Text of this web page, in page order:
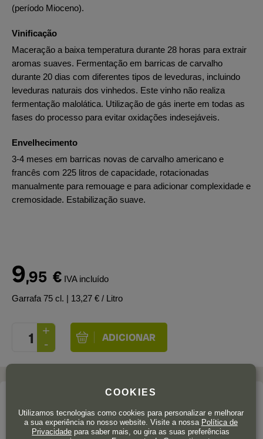
(período Mioceno).
Vinificação
Maceração a baixa temperatura durante 28 horas para extrair
aromas suaves. Fermentação em barricas de carvalho
durante 20 dias com diferentes tipos de leveduras, incluindo
leveduras naturais dos vinhedos. Este vinho não realiza
fermentação malolática. Utilização de gás inerte em todas as
fases do processo para evitar oxidações indesejáveis.
Envelhecimento
3-4 meses em barricas novas de carvalho americano e
francês com 225 litros de capacidade, rotacionadas
manualmente para remouage e para adicionar complexidade e
cremosidade. Estabilização suave.
9,95 € IVA incluído
Garrafa 75 cl. | 13,27 € / Litro
BODEGAS CAMPILLO
COOKIES
Utilizamos tecnologias como cookies para personalizar e melhorar
a sua experiência no nosso website. Visite a nossa Política de
Privacidade para saber mais, ou gira as suas preferências